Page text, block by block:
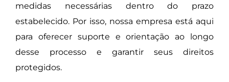
medidas necessárias dentro do prazo
estabelecido. Por isso, nossa empresa está aqui
para oferecer suporte e orientação ao longo
desse processo e garantir seus direitos
protegidos.